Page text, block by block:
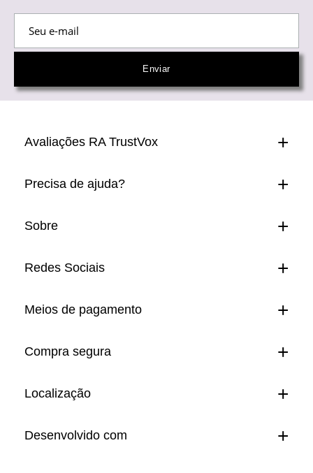
Avaliações RA TrustVox
Precisa de ajuda?
Sobre
Redes Sociais
Meios de pagamento
Compra segura
Localização
Desenvolvido com